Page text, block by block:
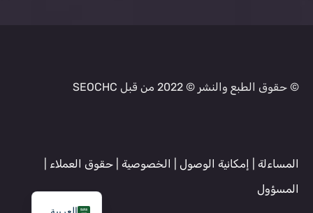
© حقوق الطبع والنشر © 2022 من قبل SEOCHC
المساءلة إمكانية الوصول الخصوصية حقوق العملاء
المسؤول
العربية